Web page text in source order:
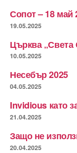
Сопот – 18 май
19.05.2025
Църква
10.05.2025
Несебър 2025
04.05.2025
Invidious като
21.04.2025
Защо не
20.04.2025